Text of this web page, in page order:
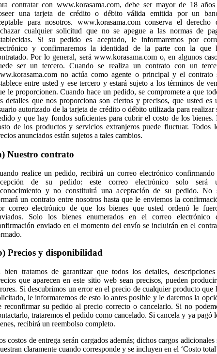
contratar con www.korasama.com, debe ser mayor de 18
una tarjeta de crédito o débito válida emitida por un
para nosotros. www.korasama.com conserva el derecho
cualquier solicitud que no se apegue a las normas de
Si su pedido es aceptado, le informaremos por
y confirmaremos la identidad de la parte con la que
Por lo general, será www.korasama.com o, en algunos
ser un tercero. Cuando se realiza un contrato con un
no actúa como agente o principal y el contrato
entre usted y ese tercero y estará sujeto a los términos de
le proporcionen. Cuando hace un pedido, se compromete a que
detalles que nos proporciona son ciertos y precisos, que usted es
autorizado de la tarjeta de crédito o débito utilizada para realizar
y que hay fondos suficientes para cubrir el costo de los bienes.
de los productos y servicios extranjeros puede fluctuar. Todos
anunciados están sujetos a tales cambios.
Nuestro contrato
realice un pedido, recibirá un correo electrónico confirmando
de su pedido: este correo electrónico solo será
y no constituirá una aceptación de su pedido. No
un contrato entre nosotros hasta que le enviemos la
correo electrónico de que los bienes que usted ordenó le
Solo los bienes enumerados en el correo electrónico
enviado en el momento del envío se incluirán en el
Precios y disponibilidad
bien tratamos de garantizar que todos los detalles,
que aparecen en este sitio web sean precisos, pueden
Si descubrimos un error en el precio de cualquier producto que
le informaremos de esto lo antes posible y le daremos la
reconfirmar su pedido al precio correcto o cancelarlo. Si no
trataremos el pedido como cancelado. Si cancela y ya pagó
recibirá un reembolso completo.
costos de entrega serán cargados además; dichos cargos adicionales
claramente cuando corresponde y se incluyen en el ‘Costo